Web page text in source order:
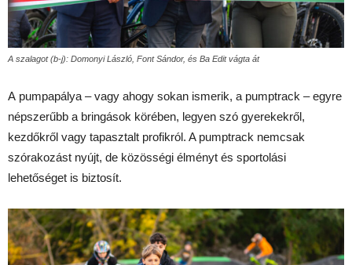
A szalagot (b-j): Domonyi László, Font Sándor, és Ba Edit vágta át
A pumpapálya – vagy ahogy sokan ismerik, a pumptrack – egyre
népszerűbb a bringások körében, legyen szó gyerekekről,
kezdőkről vagy tapasztalt profikról. A pumptrack nemcsak
szórakozást nyújt, de közösségi élményt és sportolási
lehetőséget is biztosít.